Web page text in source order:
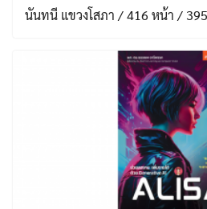
นันทนี แขวงโสภา / 416 หน้า /